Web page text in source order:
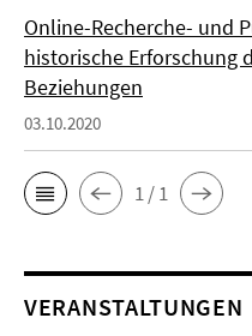
Online-Recherche- und
historische Erforschung
Beziehungen
03.10.2020
1 / 1
VERANSTALTUNGEN